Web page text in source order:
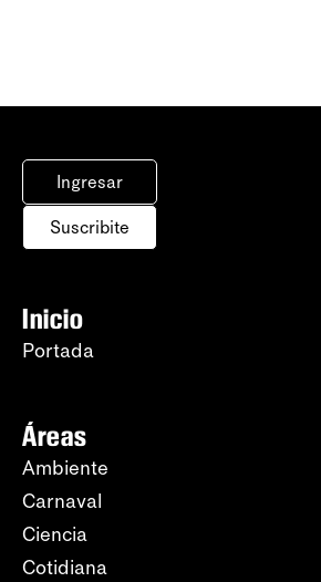
Ingresar
Suscribite
Inicio
Portada
Áreas
Ambiente
Carnaval
Ciencia
Cotidiana